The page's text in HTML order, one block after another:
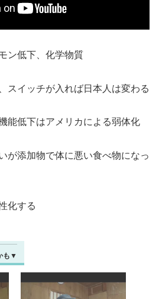
ン低下、化学物質
スイッチが入れば日本人は変わる
能低下はアメリカによる弱体化
が添加物で体に悪い食べ物になっ
化する
も▼